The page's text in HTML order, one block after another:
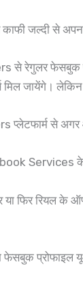
जल्दी से अपना
रेगुलर फेसबुक
जायेंगे। लेकिन
प्लेटफार्म से
Services
या फिर रियल के
प्रोफाइल